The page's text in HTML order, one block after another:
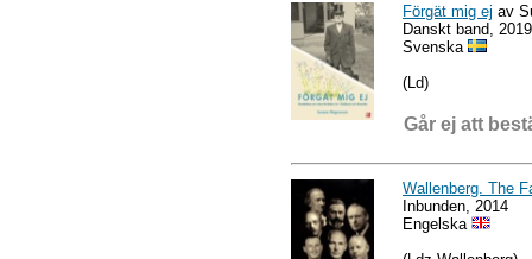
Förgät mig ej av
Danskt band, 2019
Svenska
(Ld)
Går ej att
Wallenberg. The
Inbunden, 2014
Engelska